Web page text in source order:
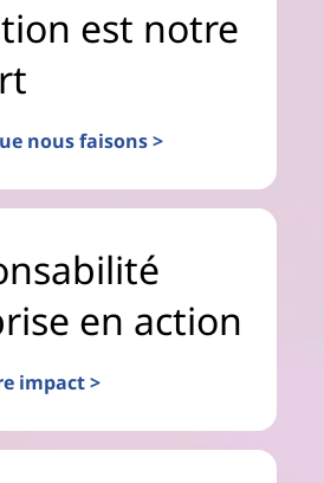
est notre
nous faisons >
en action
impact >